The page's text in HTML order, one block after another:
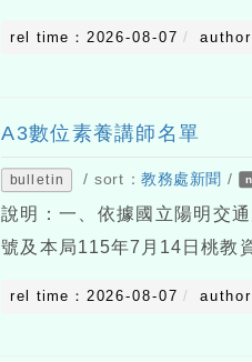
rel time：2026-08-07 author
A3數位素養講師名單
bulletin / sort：教務處新聞 /
說明：一、依據國立陽明交
號及本局115年7月14日桃教
rel time：2026-08-07 author